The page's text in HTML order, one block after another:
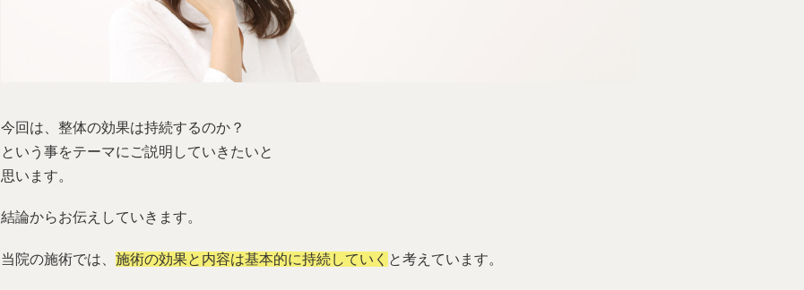
今回は、整体の効果は持続するのか？
という事をテーマにご説明していきたいと
思います。
結論からお伝えしていきます。
当院の施術では、 施術の効果と内容は基本的に持続していく と考えています。